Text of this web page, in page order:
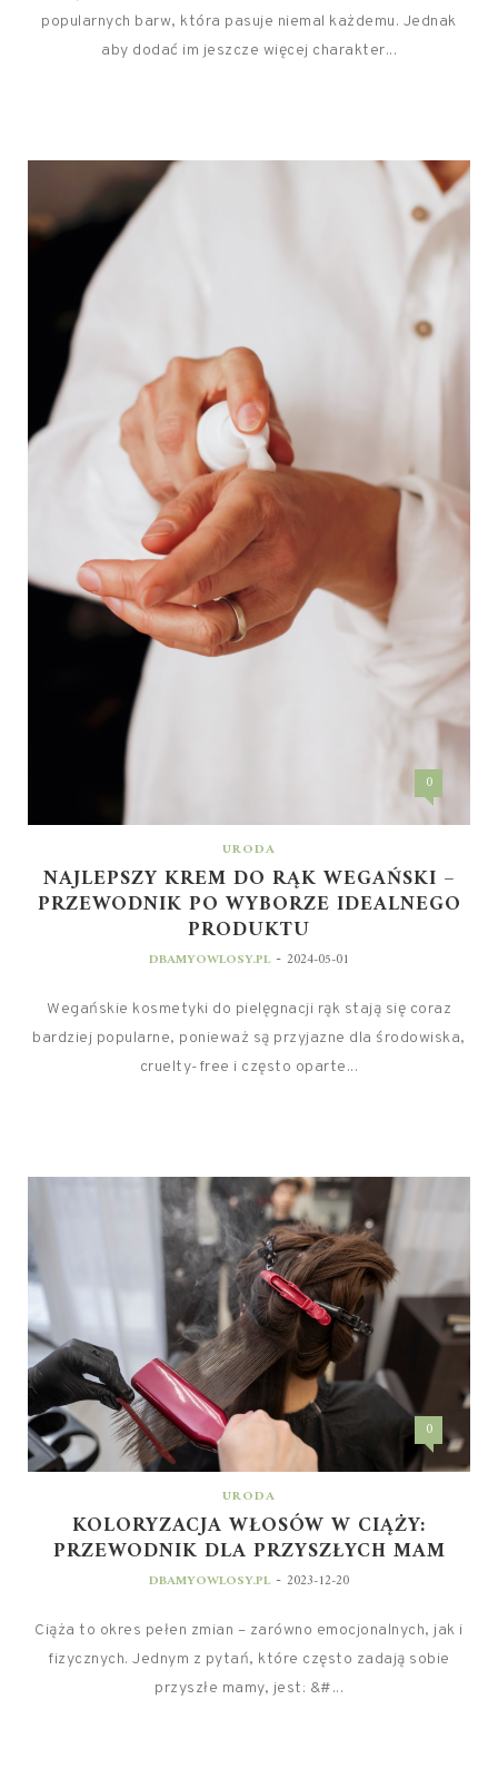
popularnych barw, która pasuje niemal każdemu. Jednak
aby dodać im jeszcze więcej charakter...
0
URODA
NAJLEPSZY KREM DO RĄK WEGAŃSKI –
PRZEWODNIK PO WYBORZE IDEALNEGO
PRODUKTU
DBAMYOWLOSY.PL - 2024-05-01
Wegańskie kosmetyki do pielęgnacji rąk stają się coraz
bardziej popularne, ponieważ są przyjazne dla środowiska,
cruelty-free i często oparte...
0
URODA
KOLORYZACJA WŁOSÓW W CIĄŻY:
PRZEWODNIK DLA PRZYSZŁYCH MAM
DBAMYOWLOSY.PL - 2023-12-20
Ciąża to okres pełen zmian – zarówno emocjonalnych, jak i
fizycznych. Jednym z pytań, które często zadają sobie
przyszłe mamy, jest: &#...